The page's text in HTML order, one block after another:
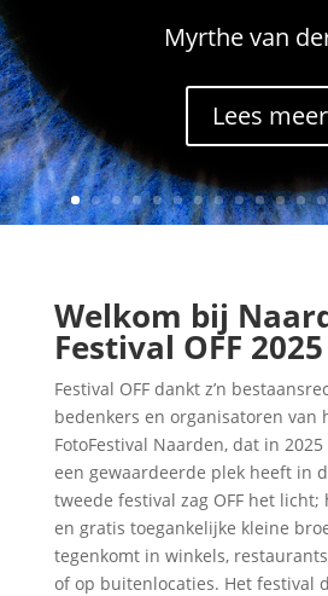
Myrthe van
Lees meer
Welkom bij
Festival OFF 2025
Festival OFF dankt z’n
bedenkers en organisatoren van
FotoFestival Naarden, dat in
een gewaardeerde plek heeft in
tweede festival zag OFF het
en gratis toegankelijke kleine
tegenkomt in winkels,
of op buitenlocaties. Het festival